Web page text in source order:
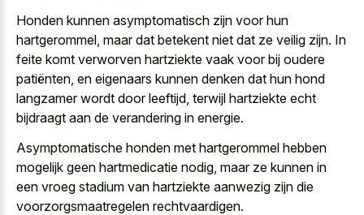
Honden kunnen asymptomatisch zijn voor hun
hartgerommel, maar dat betekent niet dat ze veilig zijn. In
feite komt verworven hartziekte vaak voor bij oudere
patiënten, en eigenaars kunnen denken dat hun hond
langzamer wordt door leeftijd, terwijl hartziekte echt
bijdraagt aan de verandering in energie.
Asymptomatische honden met hartgerommel hebben
mogelijk geen hartmedicatie nodig, maar ze kunnen in
een vroeg stadium van hartziekte aanwezig zijn die
voorzorgsmaatregelen rechtvaardigen.